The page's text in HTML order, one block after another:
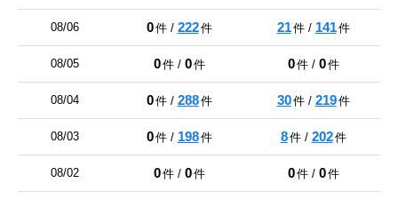
08/06 0件 / 222件 21件 / 141件
08/05 0件 / 0件 0件 / 0件
08/04 0件 / 288件 30件 / 219件
08/03 0件 / 198件 8件 / 202件
08/02 0件 / 0件 0件 / 0件